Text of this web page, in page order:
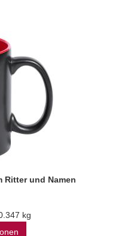
Ritter und Namen
kg